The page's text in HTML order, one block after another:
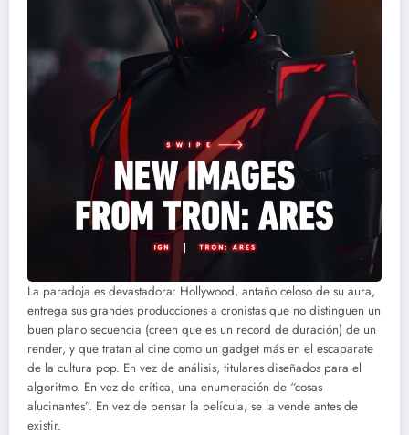
La paradoja es devastadora: Hollywood, antaño celoso de su aura,
entrega sus grandes producciones a cronistas que no distinguen un
buen plano secuencia (creen que es un record de duración) de un
render, y que tratan al cine como un gadget más en el escaparate
de la cultura pop. En vez de análisis, titulares diseñados para el
algoritmo. En vez de crítica, una enumeración de “cosas
alucinantes”. En vez de pensar la película, se la vende antes de
existir.